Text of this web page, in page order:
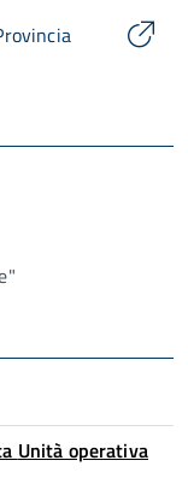
Unità operativa